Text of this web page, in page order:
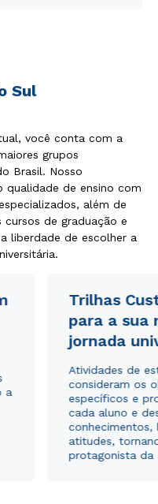
Sul
você conta com a
grupos
Brasil. Nosso
qualidade de ensino com
além de
de graduação e
liberdade de escolher a
a
Trilhas
para a sua
jornada
Atividades de
consideram os
específicos e
cada aluno e
conhecimentos,
atitudes,
protagonista da